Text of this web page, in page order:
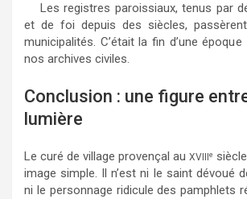
Les registres paroissiaux, tenus par
et de foi depuis des siècles,
municipalités. C’était la fin d’une
nos archives civiles.
Conclusion : une figure
lumière
Le curé de village provençal au XVIII e
image simple. Il n’est ni le saint dévoué
ni le personnage ridicule des pamphlets